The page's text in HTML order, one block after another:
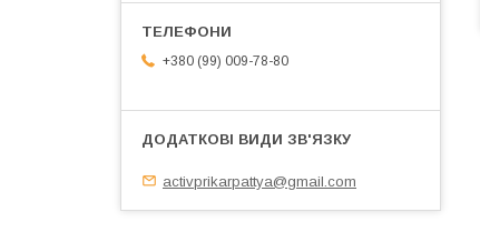
+380 (99) 009-78-80
activprikarpattya@gmail.com